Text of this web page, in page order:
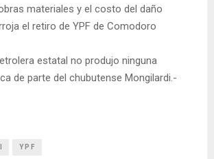
materiales y el costo del daño
el retiro de YPF de Comodoro
estatal no produjo ninguna
de parte del chubutense Mongilardi.-
Y P F